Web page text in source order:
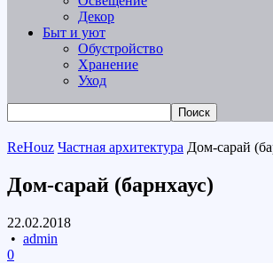
Декор
Быт и уют
Обустройство
Хранение
Уход
ReHouz Частная архитектура Дом-сарай
Дом-сарай (барнхаус)
22.02.2018
• admin
0